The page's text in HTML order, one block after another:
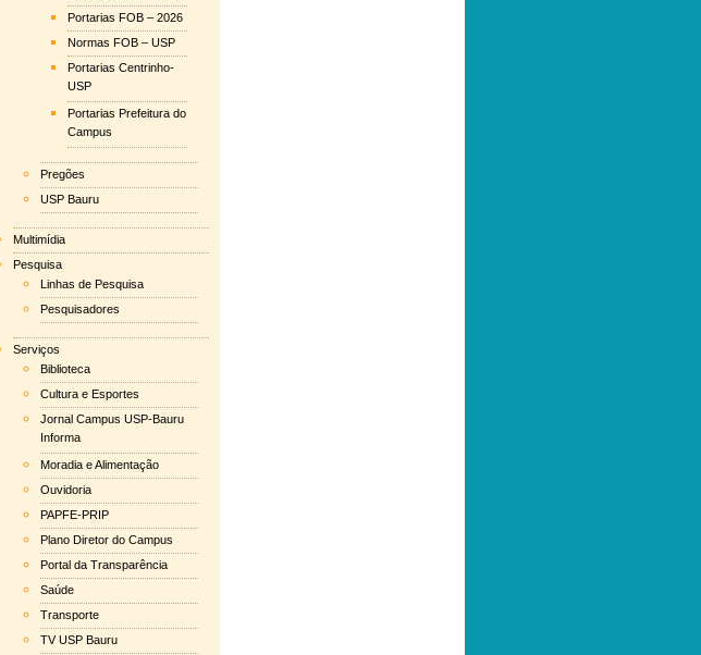
Portarias FOB – 2026
Normas FOB – USP
Portarias Centrinho-
USP
Portarias Prefeitura do
Campus
Pregões
USP Bauru
Multimídia
Pesquisa
Linhas de Pesquisa
Pesquisadores
Serviços
Biblioteca
Cultura e Esportes
Jornal Campus USP-Bauru
Informa
Moradia e Alimentação
Ouvidoria
PAPFE-PRIP
Plano Diretor do Campus
Portal da Transparência
Saúde
Transporte
TV USP Bauru